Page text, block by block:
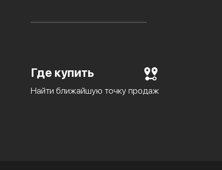
Где купить
Найти ближайшую точку продаж